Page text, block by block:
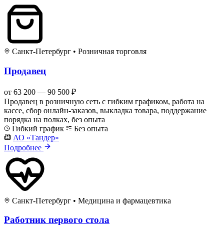
Санкт-Петербург • Розничная торговля
Продавец
от 63 200 — 90 500 ₽
Продавец в розничную сеть с гибким графиком, работа на
кассе, сбор онлайн-заказов, выкладка товара, поддержание
порядка на полках, без опыта
Гибкий график
Без опыта
АО «Тандер»
Подробнее
Санкт-Петербург • Медицина и фармацевтика
Работник первого стола